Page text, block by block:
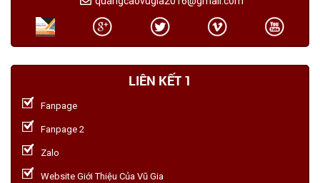
LIÊN KẾT 1
Fanpage
Fanpage 2
Zalo
Website Giới Thiệu Của Vũ Gia